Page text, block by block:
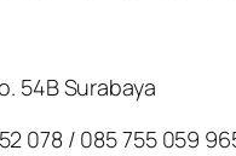
54B Surabaya
078 / 085 755 059